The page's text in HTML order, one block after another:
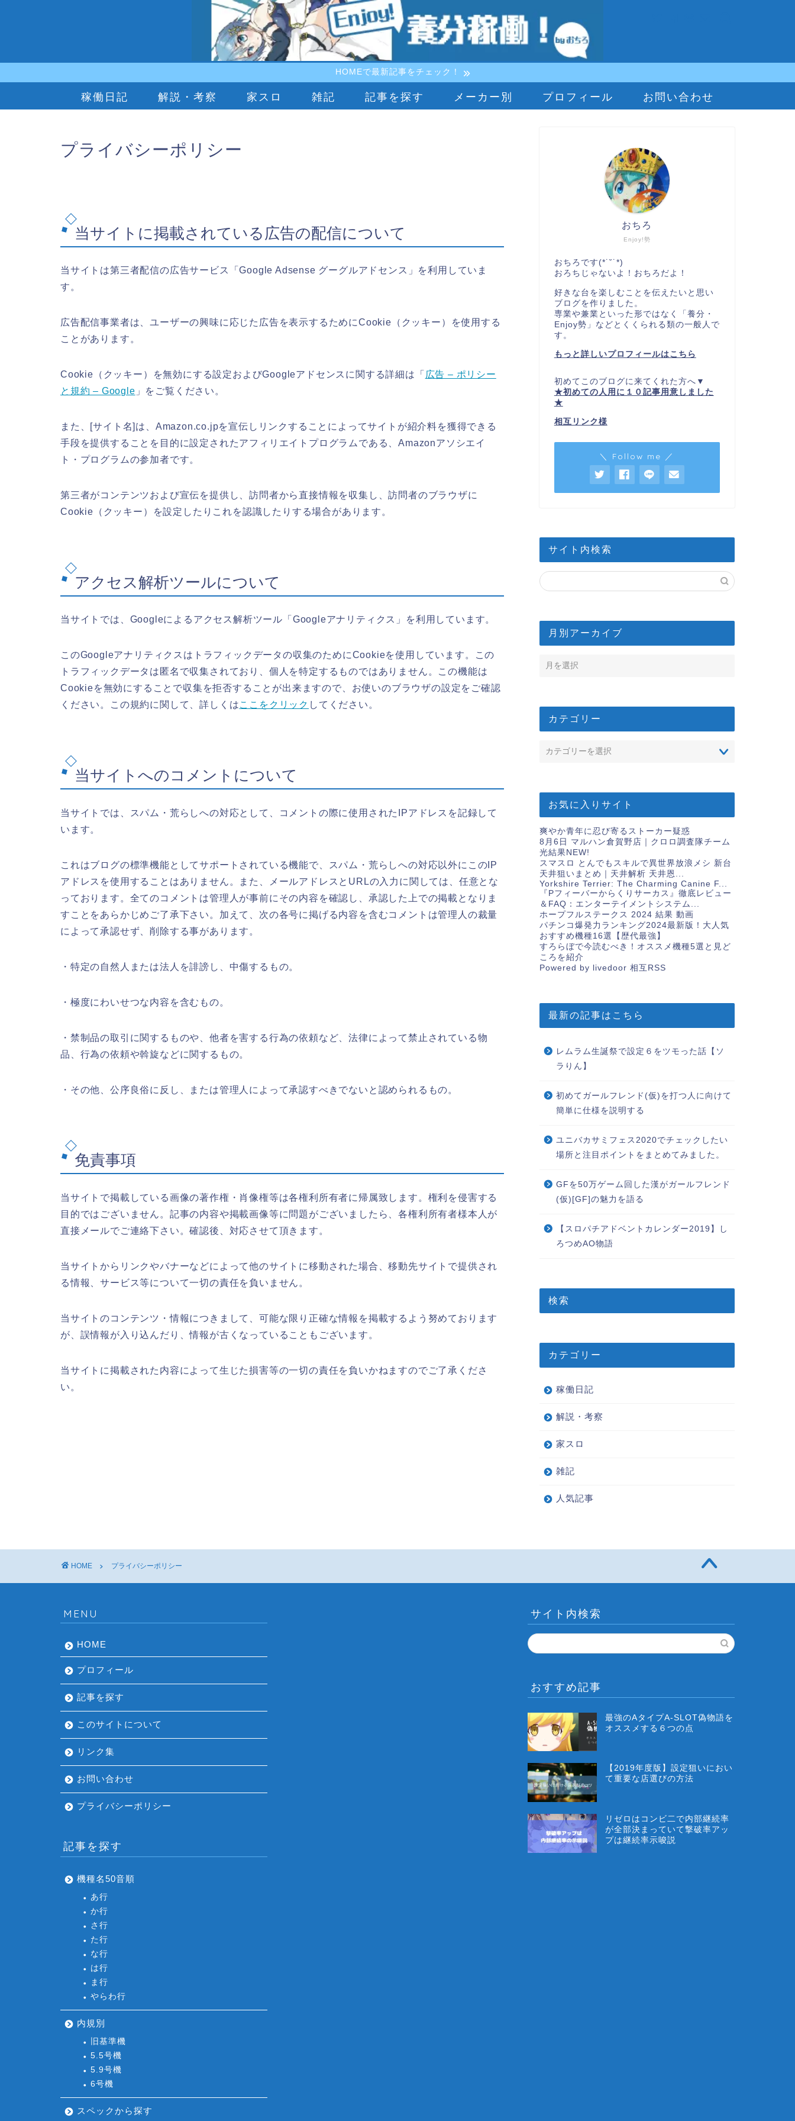
HOMEで最新記事をチェック！
稼働日記 解説・考察 家スロ 雑記 記事を探す メーカー別 プロフィール お問い合わせ
プライバシーポリシー
当サイトに掲載されている広告の配信について
当サイトは第三者配信の広告サービス「Google Adsense グーグルアドセンス」を利用していま
す。
広告配信事業者は、ユーザーの興味に応じた広告を表示するためにCookie（クッキー）を使用する
ことがあります。
Cookie（クッキー）を無効にする設定およびGoogleアドセンスに関する詳細は「 広告 – ポリシー
と規約 – Google 」をご覧ください。
また、[サイト名]は、Amazon.co.jpを宣伝しリンクすることによってサイトが紹介料を獲得できる
手段を提供することを目的に設定されたアフィリエイトプログラムである、Amazonアソシエイ
ト・プログラムの参加者です。
第三者がコンテンツおよび宣伝を提供し、訪問者から直接情報を収集し、訪問者のブラウザに
Cookie（クッキー）を設定したりこれを認識したりする場合があります。
アクセス解析ツールについて
当サイトでは、Googleによるアクセス解析ツール「Googleアナリティクス」を利用しています。
このGoogleアナリティクスはトラフィックデータの収集のためにCookieを使用しています。この
トラフィックデータは匿名で収集されており、個人を特定するものではありません。この機能は
Cookieを無効にすることで収集を拒否することが出来ますので、お使いのブラウザの設定をご確認
ください。この規約に関して、詳しくはここをクリック してください。
当サイトへのコメントについて
当サイトでは、スパム・荒らしへの対応として、コメントの際に使用されたIPアドレスを記録して
います。
これはブログの標準機能としてサポートされている機能で、スパム・荒らしへの対応以外にこのIP
アドレスを使用することはありません。また、メールアドレスとURLの入力に関しては、任意とな
っております。全てのコメントは管理人が事前にその内容を確認し、承認した上での掲載となりま
すことをあらかじめご了承下さい。加えて、次の各号に掲げる内容を含むコメントは管理人の裁量
によって承認せず、削除する事があります。
・特定の自然人または法人を誹謗し、中傷するもの。
・極度にわいせつな内容を含むもの。
・禁制品の取引に関するものや、他者を害する行為の依頼など、法律によって禁止されている物
品、行為の依頼や斡旋などに関するもの。
・その他、公序良俗に反し、または管理人によって承認すべきでないと認められるもの。
免責事項
当サイトで掲載している画像の著作権・肖像権等は各権利所有者に帰属致します。権利を侵害する
目的ではございません。記事の内容や掲載画像等に問題がございましたら、各権利所有者様本人が
直接メールでご連絡下さい。確認後、対応させて頂きます。
当サイトからリンクやバナーなどによって他のサイトに移動された場合、移動先サイトで提供され
る情報、サービス等について一切の責任を負いません。
当サイトのコンテンツ・情報につきまして、可能な限り正確な情報を掲載するよう努めております
が、誤情報が入り込んだり、情報が古くなっていることもございます。
当サイトに掲載された内容によって生じた損害等の一切の責任を負いかねますのでご了承くださ
い。
Enjoy!勢
おちろ
おちろです(*˙˘˙*)
おろちじゃないよ！おちろだよ！
好きな台を楽しむことを伝えたいと思い
ブログを作りました。
専業や兼業といった形ではなく「養分・
Enjoy勢」などとくくられる類の一般人で
す。
もっと詳しいプロフィールはこちら
初めてこのブログに来てくれた方へ▼
★初めての人用に１０記事用意しました
★
相互リンク様
＼ Follow me ／
サイト内検索
月別アーカイブ
カテゴリー
お気に入りサイト
爽やか青年に忍び寄るストーカー疑惑
8月6日 マルハン倉賀野店｜クロロ調査隊チーム
光結果 NEW!
スマスロ とんでもスキルで異世界放浪メシ 新台
天井狙いまとめ｜天井解析 天井恩...
Yorkshire Terrier: The Charming Canine F...
『Pフィーバーからくりサーカス』徹底レビュー
＆FAQ：エンターテイメントシステム...
ホープフルステークス 2024 結果 動画
パチンコ爆発力ランキング2024最新版！大人気
おすすめ機種16選【歴代最強】
すろらぼで今読むべき！オススメ機種5選と見ど
ころを紹介
Powered by livedoor 相互RSS
最新の記事はこちら
レムラム生誕祭で設定６をツモった話【ソ
ラりん】
初めてガールフレンド(仮)を打つ人に向けて
簡単に仕様を説明する
ユニバカサミフェス2020でチェックしたい
場所と注目ポイントをまとめてみました。
GFを50万ゲーム回した漢がガールフレンド
(仮)[GF]の魅力を語る
【スロパチアドベントカレンダー2019】し
ろつめAO物語
検索
カテゴリー
稼働日記
解説・考察
家スロ
雑記
人気記事
HOME プライバシーポリシー
MENU
HOME
プロフィール
記事を探す
このサイトについて
リンク集
お問い合わせ
プライバシーポリシー
記事を探す
機種名50音順
あ行
か行
さ行
た行
な行
は行
ま行
やらわ行
内規別
旧基準機
5.5号機
5.9号機
6号機
スペックから探す
サイト内検索
おすすめ記事
最強のAタイプA-SLOT偽物語を
オススメする６つの点
【2019年度版】設定狙いにおい
て重要な店選びの方法
リゼロはコンビ二で内部継続率
が全部決まっていて撃破率アッ
プは継続率示唆説